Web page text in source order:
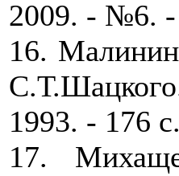
2009. - №6.
16.
1993. - 176 с.
17.